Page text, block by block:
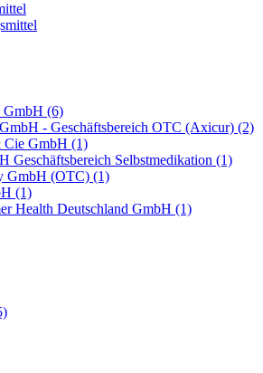
GmbH (6)
- Geschäftsbereich OTC (Axicur) (2)
Cie GmbH (1)
Geschäftsbereich Selbstmedikation (1)
GmbH (OTC) (1)
(1)
Health Deutschland GmbH (1)